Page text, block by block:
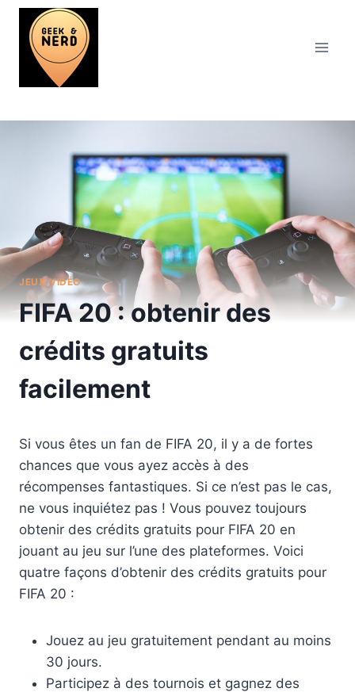
Aller
contenu
JEUX VIDÉO
FIFA 20 : obtenir des
crédits gratuits
facilement
Si vous êtes un fan de FIFA 20, il y a de fortes
chances que vous ayez accès à des
récompenses fantastiques. Si ce n’est pas le cas,
ne vous inquiétez pas ! Vous pouvez toujours
obtenir des crédits gratuits pour FIFA 20 en
jouant au jeu sur l’une des plateformes. Voici
quatre façons d’obtenir des crédits gratuits pour
FIFA 20 :
Jouez au jeu gratuitement pendant au moins
30 jours.
Participez à des tournois et gagnez des